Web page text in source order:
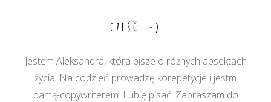
CZEŚĆ :-)
Jestem Aleksandra, która pisze o różnych apsektach
życia. Na codzień prowadzę korepetycje i jestm
damą-copywriterem. Lubię pisać. Zapraszam do